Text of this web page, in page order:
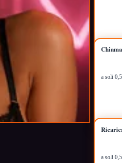
a soli
a soli